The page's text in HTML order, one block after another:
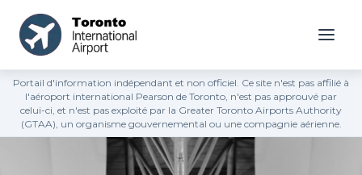
Portail d'information indépendant et non officiel. Ce site n'est pas affilié à
l'aéroport international Pearson de Toronto, n'est pas approuvé par
celui-ci, et n'est pas exploité par la Greater Toronto Airports Authority
(GTAA), un organisme gouvernemental ou une compagnie aérienne.